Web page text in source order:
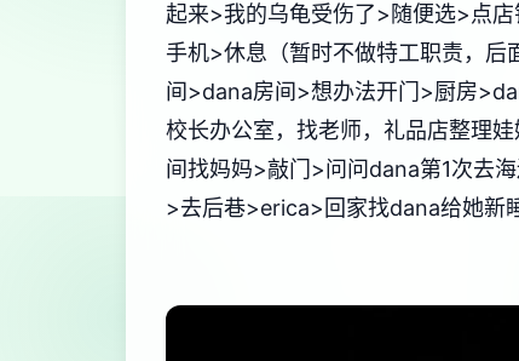
起来>我的乌龟受伤了>随便选>点
手机>休息（暂时不做特工职责，后
间>dana房间>想办法开门>厨房
校长办公室，找老师，礼品店整理
间找妈妈>敲门>问问dana第1次去
>去后巷>erica>回家找dana给她新